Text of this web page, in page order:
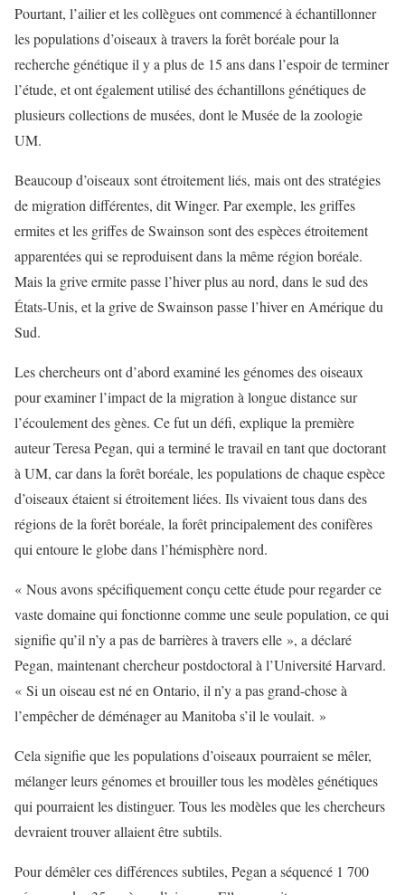
Pourtant, l’ailier et les collègues ont commencé à échantillonner
les populations d’oiseaux à travers la forêt boréale pour la
recherche génétique il y a plus de 15 ans dans l’espoir de terminer
l’étude, et ont également utilisé des échantillons génétiques de
plusieurs collections de musées, dont le Musée de la zoologie
UM.
Beaucoup d’oiseaux sont étroitement liés, mais ont des stratégies
de migration différentes, dit Winger. Par exemple, les griffes
ermites et les griffes de Swainson sont des espèces étroitement
apparentées qui se reproduisent dans la même région boréale.
Mais la grive ermite passe l’hiver plus au nord, dans le sud des
États-Unis, et la grive de Swainson passe l’hiver en Amérique du
Sud.
Les chercheurs ont d’abord examiné les génomes des oiseaux
pour examiner l’impact de la migration à longue distance sur
l’écoulement des gènes. Ce fut un défi, explique la première
auteur Teresa Pegan, qui a terminé le travail en tant que doctorant
à UM, car dans la forêt boréale, les populations de chaque espèce
d’oiseaux étaient si étroitement liées. Ils vivaient tous dans des
régions de la forêt boréale, la forêt principalement des conifères
qui entoure le globe dans l’hémisphère nord.
« Nous avons spécifiquement conçu cette étude pour regarder ce
vaste domaine qui fonctionne comme une seule population, ce qui
signifie qu’il n’y a pas de barrières à travers elle », a déclaré
Pegan, maintenant chercheur postdoctoral à l’Université Harvard.
« Si un oiseau est né en Ontario, il n’y a pas grand-chose à
l’empêcher de déménager au Manitoba s’il le voulait. »
Cela signifie que les populations d’oiseaux pourraient se mêler,
mélanger leurs génomes et brouiller tous les modèles génétiques
qui pourraient les distinguer. Tous les modèles que les chercheurs
devraient trouver allaient être subtils.
Pour démêler ces différences subtiles, Pegan a séquencé 1 700